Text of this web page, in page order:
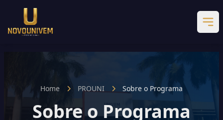
Home PROUNI Sobre o Programa
Sobre o Programa